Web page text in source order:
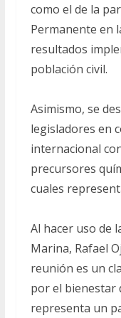
como el de la
Permanente en
resultados
población civil.
Asimismo, se
legisladores en
internacional
precursores
cuales
Al hacer uso de
Marina, Rafael
reunión es un
por el bienestar
representa un